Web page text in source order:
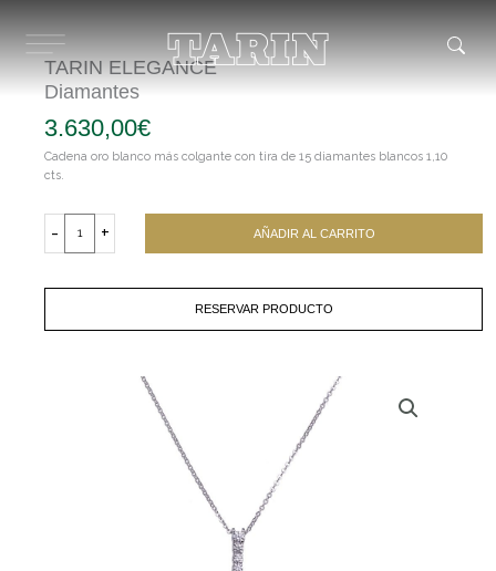
contenido
TARIN ELEGANCE
Diamantes
3.630,00€
Cadena oro blanco más colgante con tira de 15 diamantes blancos 1,10
cts.
-
ELEGANCE+ AÑADIR AL CARRITO
RESERVAR PRODUCTO